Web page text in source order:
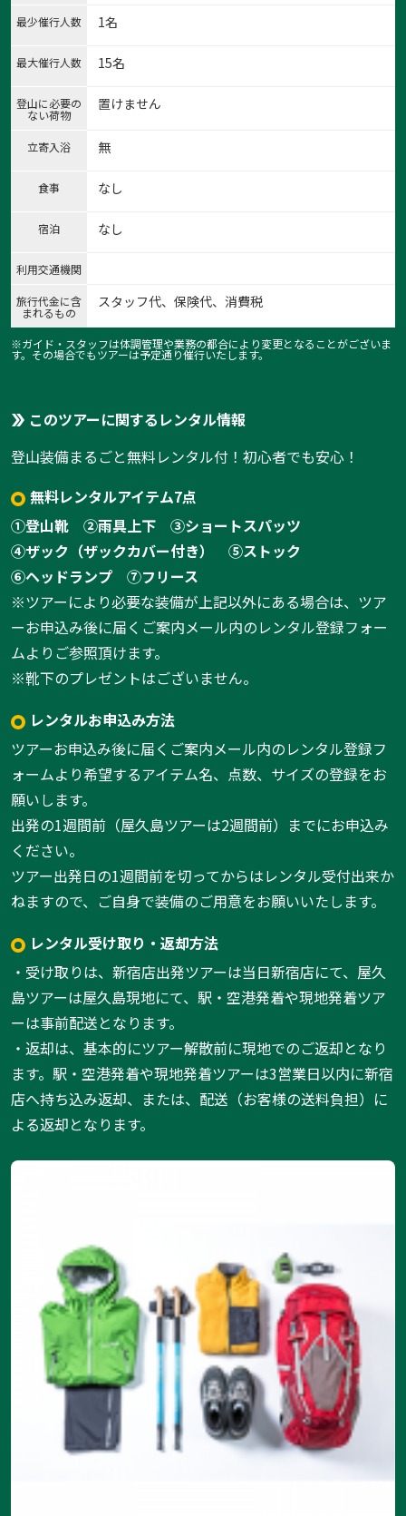
最少催行人数 1名
最大催行人数 15名
登山に必要の
ない荷物
置けません
立寄入浴 無
食事 なし
宿泊 なし
利用交通機関
旅行代金に含
まれるもの
スタッフ代、保険代、消費税
※ガイド・スタッフは体調管理や業務の都合により変更となることがございま
す。その場合でもツアーは予定通り催行いたします。
このツアーに関するレンタル情報
登山装備まるごと無料レンタル付！初心者でも安心！
無料レンタルアイテム7点
①登山靴
②雨具上下
③ショートスパッツ
④ザック（ザックカバー付き）
⑤ストック
⑥ヘッドランプ
⑦フリース
※ツアーにより必要な装備が上記以外にある場合は、ツア
ーお申込み後に届くご案内メール内のレンタル登録フォー
ムよりご参照頂けます。
※靴下のプレゼントはございません。
レンタルお申込み方法
ツアーお申込み後に届くご案内メール内のレンタル登録フ
ォームより希望するアイテム名、点数、サイズの登録をお
願いします。
出発の1週間前（屋久島ツアーは2週間前）までにお申込み
ください。
ツアー出発日の1週間前を切ってからはレンタル受付出来か
ねますので、ご自身で装備のご用意をお願いいたします。
レンタル受け取り・返却方法
・受け取りは、新宿店出発ツアーは当日新宿店にて、屋久
島ツアーは屋久島現地にて、駅・空港発着や現地発着ツア
ーは事前配送となります。
・返却は、基本的にツアー解散前に現地でのご返却となり
ます。駅・空港発着や現地発着ツアーは3営業日以内に新宿
店へ持ち込み返却、または、配送（お客様の送料負担）に
よる返却となります。